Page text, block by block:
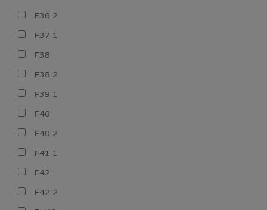
F36 2
F37 1
F38
F38 2
F39 1
F40
F40 2
F41 1
F42
F42 2